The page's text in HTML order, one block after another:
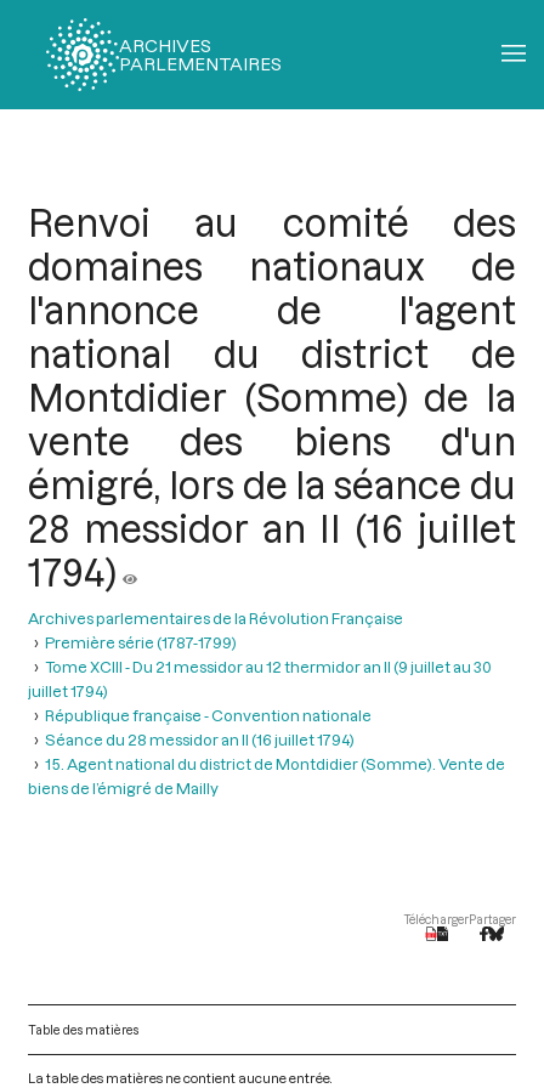
ARCHIVES
PARLEMENTAIRES
Renvoi au comité des
domaines nationaux de
l'annonce de l'agent
national du district de
Montdidier (Somme) de la
vente des biens d'un
émigré, lors de la séance du
28 messidor an II (16 juillet
1794)
Archives parlementaires de la Révolution Française
Première série (1787-1799)
Tome XCIII - Du 21 messidor au 12 thermidor an II (9 juillet au 30
juillet 1794)
République française - Convention nationale
Séance du 28 messidor an II (16 juillet 1794)
15. Agent national du district de Montdidier (Somme). Vente de
biens de l’émigré de Mailly
TéléchargerPartager
Table des matières
La table des matières ne contient aucune entrée.